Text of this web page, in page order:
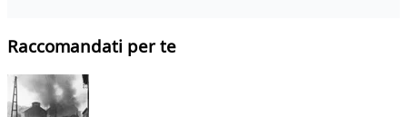
Raccomandati per te